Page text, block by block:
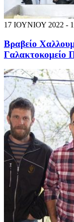
17 ΙΟΥΝΙΟΥ 2022 -
Βραβείο
Γαλακτοκομείο